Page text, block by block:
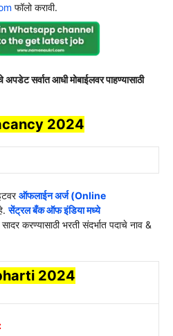
फॉलो करावी.
सर्वात आधी मोबाईलवर पाहण्यासाठी
2024
ऑफलाईन अर्ज (Online
सेंट्रल बँक ऑफ इंडिया मध्ये
करण्यासाठी भरती संदर्भात पदाचे नाव &
2024